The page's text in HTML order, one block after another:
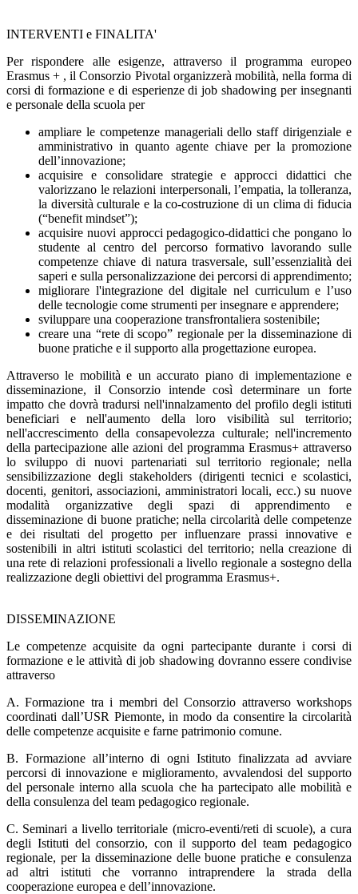
INTERVENTI e FINALITA'
Per rispondere alle esigenze, attraverso il programma europeo
Erasmus + , il Consorzio Pivotal organizzerà mobilità, nella forma di
corsi di formazione e di esperienze di job shadowing per insegnanti
e personale della scuola per
ampliare le competenze manageriali dello staff dirigenziale e
amministrativo in quanto agente chiave per la promozione
dell’innovazione;
acquisire e consolidare strategie e approcci didattici che
valorizzano le relazioni interpersonali, l’empatia, la tolleranza,
la diversità culturale e la co-costruzione di un clima di fiducia
(“benefit mindset”);
acquisire nuovi approcci pedagogico-didattici che pongano lo
studente al centro del percorso formativo lavorando sulle
competenze chiave di natura trasversale, sull’essenzialità dei
saperi e sulla personalizzazione dei percorsi di apprendimento;
migliorare l'integrazione del digitale nel curriculum e l’uso
delle tecnologie come strumenti per insegnare e apprendere;
sviluppare una cooperazione transfrontaliera sostenibile;
creare una “rete di scopo” regionale per la disseminazione di
buone pratiche e il supporto alla progettazione europea.
Attraverso le mobilità e un accurato piano di implementazione e
disseminazione, il Consorzio intende così determinare un forte
impatto che dovrà tradursi nell'innalzamento del profilo degli istituti
beneficiari e nell'aumento della loro visibilità sul territorio;
nell'accrescimento della consapevolezza culturale; nell'incremento
della partecipazione alle azioni del programma Erasmus+ attraverso
lo sviluppo di nuovi partenariati sul territorio regionale; nella
sensibilizzazione degli stakeholders (dirigenti tecnici e scolastici,
docenti, genitori, associazioni, amministratori locali, ecc.) su nuove
modalità organizzative degli spazi di apprendimento e
disseminazione di buone pratiche; nella circolarità delle competenze
e dei risultati del progetto per influenzare prassi innovative e
sostenibili in altri istituti scolastici del territorio; nella creazione di
una rete di relazioni professionali a livello regionale a sostegno della
realizzazione degli obiettivi del programma Erasmus+.
DISSEMINAZIONE
Le competenze acquisite da ogni partecipante durante i corsi di
formazione e le attività di job shadowing dovranno essere condivise
attraverso
A. Formazione tra i membri del Consorzio attraverso workshops
coordinati dall’USR Piemonte, in modo da consentire la circolarità
delle competenze acquisite e farne patrimonio comune.
B. Formazione all’interno di ogni Istituto finalizzata ad avviare
percorsi di innovazione e miglioramento, avvalendosi del supporto
del personale interno alla scuola che ha partecipato alle mobilità e
della consulenza del team pedagogico regionale.
C. Seminari a livello territoriale (micro-eventi/reti di scuole), a cura
degli Istituti del consorzio, con il supporto del team pedagogico
regionale, per la disseminazione delle buone pratiche e consulenza
ad altri istituti che vorranno intraprendere la strada della
cooperazione europea e dell’innovazione.